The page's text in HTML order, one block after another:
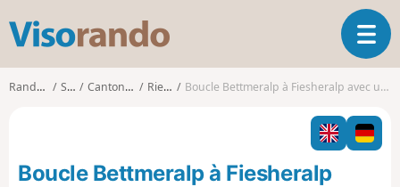
s
o
O
u
i
r
l
Randonnées Suisse Canton du Valais Riederalp Boucle Bettmeralp à Fiesheralp avec un retour par le Panoramaweg
Boucle Bettmeralp à Fiesheralp